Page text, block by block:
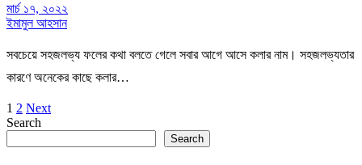
মার্চ ১৭, ২০২২
ইমামুল আহসান
সবচেয়ে সহজলভ্য ফলের কথা বলতে গেলে সবার আগে আসে কলার নাম। সহজলভ্যতার
কারণে অনেকের কাছে কলার…
Posts
pagination
1 2 Next
Search
Search